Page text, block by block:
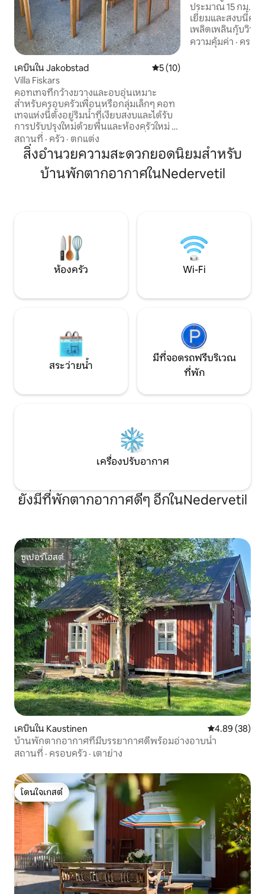
เคบินใน Jakobstad คะแนนเฉลี่ย 5 จาก 5, 10 รีวิว
5 (10)
Villa Fiskars
คอทเทจที่กว้างขวางและอบอุ่นเหมาะ
สำหรับครอบครัวเพื่อนหรือกลุ่มเล็กๆ คอท
เทจแห่งนี้ตั้งอยู่ริมน้ำที่เงียบสงบและได้รับ
การปรับปรุงใหม่ด้วยพื้นและห้องครัวใหม่ มี
ห้องนอน 3 ห้องเตียงคู่และเตียงเดี่ยว 2
เตียงชั้นล่างรวมถึงเตียงเดี่ยว 2 เตียงใน
ห้องใต้หลังคาพร้อมห้องนั่งเล่นขนาดใหญ่
สถานที่ที่สมบูรณ์แบบสำหรับผู้ที่ต้องการ
สถานที่ · ครัว · ตกแต่ง
ประมาณ 15 กม. ใ
เยี่ยมและสงบนี้คุณ
เพลิดเพลินกับวิวที่
ทะเล! สร้างขึ้นในปี
ไม่มีการเข้าถึงน้
ความคุ้มค่า · ครอบ
สิ่งอำนวยความสะดวกยอดนิยมสำหรับ
บ้านพักตากอากาศในNedervetil
ห้องครัว Wi-Fi
สระว่ายน้ำ
มีที่จอดรถฟรีบริเวณ
ที่พัก
เครื่องปรับอากาศ
ยังมีที่พักตากอากาศดีๆ อีกในNedervetil
ซูเปอร์โฮสต์
ซูเปอร์โฮสต์
เคบินใน Kaustinen คะแนนเฉลี่ย
4.89 (38)
บ้านพักตากอากาศที่มีบรรยากาศดีพร้อมอ่างอาบน้ำ
สถานที่ · ครอบครัว · เตาย่าง
โดนใจเกสต์
โดนใจเกสต์